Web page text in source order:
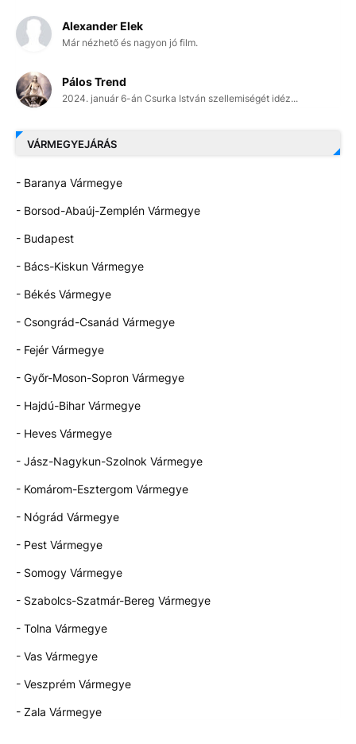
Alexander Elek
Már nézhető és nagyon jó film.
Pálos Trend
2024. január 6-án Csurka István szellemiségét idéz...
VÁRMEGYEJÁRÁS
- Baranya Vármegye
- Borsod-Abaúj-Zemplén Vármegye
- Budapest
- Bács-Kiskun Vármegye
- Békés Vármegye
- Csongrád-Csanád Vármegye
- Fejér Vármegye
- Győr-Moson-Sopron Vármegye
- Hajdú-Bihar Vármegye
- Heves Vármegye
- Jász-Nagykun-Szolnok Vármegye
- Komárom-Esztergom Vármegye
- Nógrád Vármegye
- Pest Vármegye
- Somogy Vármegye
- Szabolcs-Szatmár-Bereg Vármegye
- Tolna Vármegye
- Vas Vármegye
- Veszprém Vármegye
- Zala Vármegye